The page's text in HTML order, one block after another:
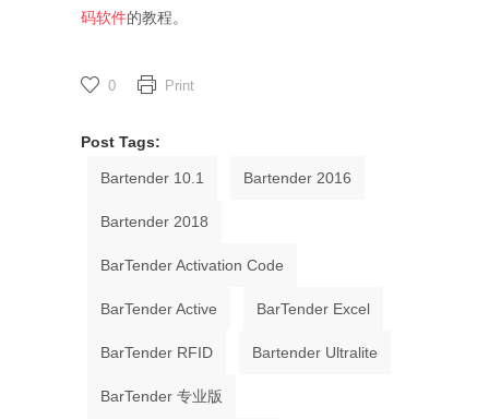
码软件的教程。
0 Print
Post Tags:
Bartender 10.1 Bartender 2016
Bartender 2018
BarTender Activation Code
BarTender Active BarTender Excel
BarTender RFID Bartender Ultralite
BarTender 专业版